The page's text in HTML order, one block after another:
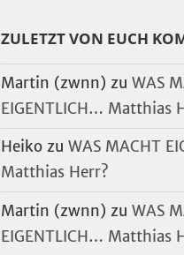
ZULETZT VON EUCH
Martin (zwnn) zu WAS
EIGENTLICH… Matthias
Heikozu WAS MACHT
Matthias Herr?
Martin (zwnn) zu WAS
EIGENTLICH… Matthias